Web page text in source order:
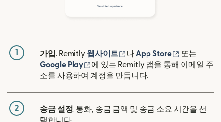
1 가입. Remitly 웹사이트 (새 창에서 열림)
나 App Store (새 창에서
또는
Google Play
(새 창에서 열림)
에 있는 Remitly 앱을 통해 이메일 주
소를 사용하여 계정을 만듭니다.
2 송금 설정. 통화, 송금 금액 및 송금 소요 시간을 선
택합니다.